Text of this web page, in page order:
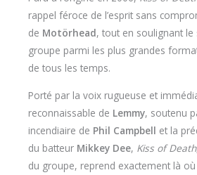
rappel féroce de l’esprit sans
de Motörhead, tout en soulignant
groupe parmi les plus grandes
de tous les temps.
Porté par la voix rugueuse et
reconnaissable de Lemmy, soutenu
incendiaire de Phil Campbell et la
du batteur Mikkey Dee, Kiss of Death
du groupe, reprend exactement là où